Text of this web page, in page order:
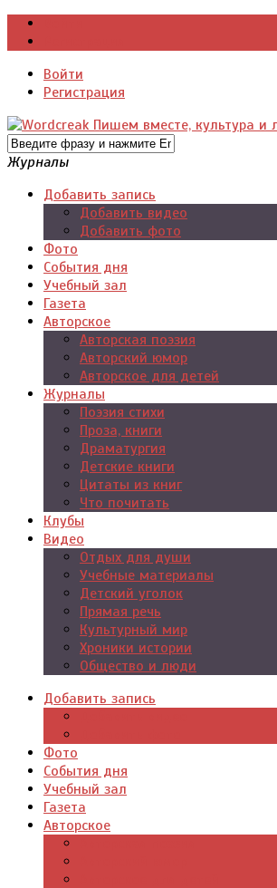
Войти
Регистрация
Журналы
Добавить запись
Добавить видео
Добавить фото
Фото
События дня
Учебный зал
Газета
Авторское
Авторская поэзия
Авторский юмор
Авторское для детей
Журналы
Поэзия стихи
Проза, книги
Драматургия
Детские книги
Цитаты из книг
Что почитать
Клубы
Видео
Отдых для души
Учебные материалы
Детский уголок
Прямая речь
Культурный мир
Хроники истории
Общество и люди
Добавить запись
Фото
События дня
Учебный зал
Газета
Авторское